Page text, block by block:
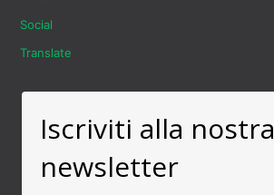
Social
Translate
Iscriviti alla nostra
newsletter